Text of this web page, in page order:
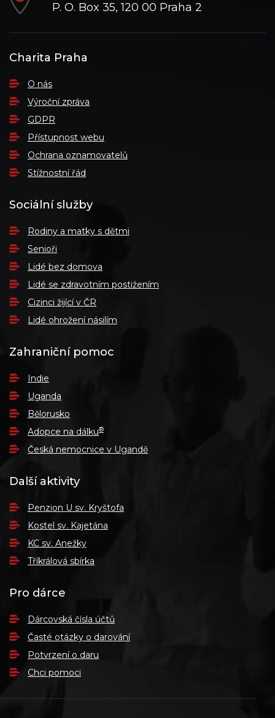
P. O. Box 35, 120 00 Praha 2
Charita Praha
O nás
Výroční zpráva
GDPR
Přístupnost webu
Ochrana oznamovatelů
Stížnostní řád
Sociální služby
Rodiny a matky s dětmi
Senioři
Lidé bez domova
Lidé se zdravotním postižením
Cizinci žijící v ČR
Lidé ohrožení násilím
Zahraniční pomoc
Indie
Uganda
Bělorusko
Adopce na dálku®
Česká nemocnice v Ugandě
Další aktivity
Penzion U sv. Kryštofa
Kostel sv. Kajetána
KC sv. Anežky
Tříkrálová sbírka
Pro dárce
Dárcovská čísla účtů
Časté otázky o darování
Potvrzení o daru
Chci pomoci